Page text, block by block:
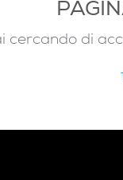
cercando di